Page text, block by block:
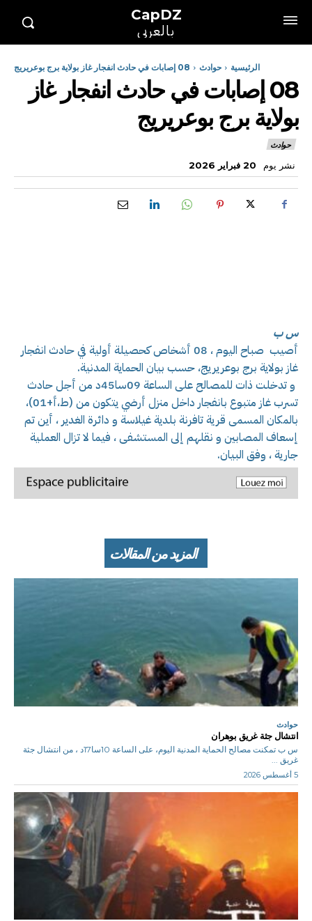
CapDZ
بالعربي
الرئيسية حوادث 08 إصابات في حادث انفجار غاز بولاية برج بوعريريج
08 إصابات في حادث انفجار غاز
بولاية برج بوعريريج
حوادث
نشر يوم 20 فبراير 2026
س ب
أصيب صباح اليوم ، 08 أشخاص كحصيلة أولية في حادث انفجار
غاز بولاية برج بوعريريج، حسب بيان الحماية المدنية.
و تدخلت ذات للمصالح على الساعة 09سا45د من أجل حادث
تسرب غاز متبوع بانفجار داخل منزل أرضي يتكون من (ط،أ+01)،
بالمكان المسمى قرية تافرنة بلدية غيلاسة و دائرة الغدير ، أين تم
إسعاف المصابين و نقلهم إلى المستشفى ، فيما لا تزال العملية
جارية ، وفق البيان.
المزيد من المقالات
حوادث
انتشال جثة غريق بوهران
س ب تمكنت مصالح الحماية المدنية اليوم، على الساعة 10سا17د ، من انتشال جثة
غريق ...
5 أغسطس 2026